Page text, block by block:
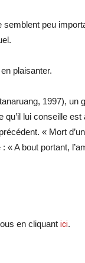
semblent peu
plaisanter.
1997), un
lui conseille est
« Mort
A bout portant,
en cliquant ici.